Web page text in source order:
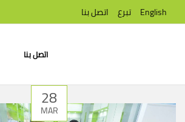
اتصل بنا تبرع English
اتصل بنا
28
MAR